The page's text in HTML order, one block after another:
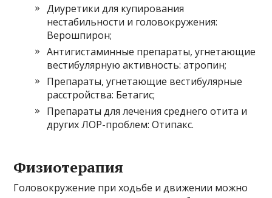
Диуретики для купирования
нестабильности и головокружения:
Верошпирон;
Антигистаминные препараты, угнетающие
вестибулярную активность: атропин;
Препараты, угнетающие вестибулярные
расстройства: Бетагис;
Препараты для лечения среднего отита и
других ЛОР-проблем: Отипакс.
Физиотерапия
Головокружение при ходьбе и движении можно